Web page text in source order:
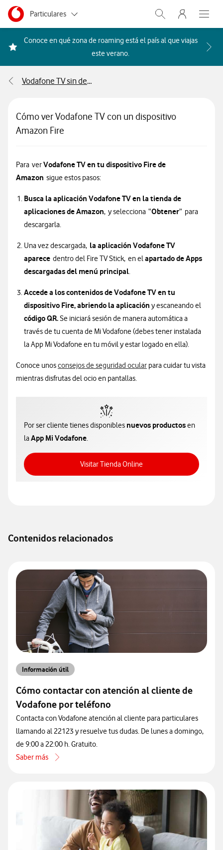
Ir a la pagina principal de vodafone.es
Menu navegación Segmento
Particulares
Autónomos
Grandes empresas
Abrir buscador.
Menu
Abre
Conoce en qué zona de roaming está el país al que viajas
este verano. Acceder a la FAQ Qué
Vodafone TV sin decodificador
Cómo ver Vodafone TV con un dispositivo
Amazon Fire
Para verVodafone TV en tu dispositivo Fire de
Amazon sigue estos pasos:
Busca la aplicación Vodafone TV en la tienda de
aplicaciones de Amazon, y selecciona “Obtener” para
descargarla.
Una vez descargada, la aplicación Vodafone TV
aparece dentro del Fire TV Stick, en elapartado de Apps
descargadas del menú principal.
Accede a los contenidosde Vodafone TV en tu
dispositivo Fire, abriendo la aplicación y escaneando el
código QR.Se iniciará sesión de manera automática a
través de tu cuenta de Mi Vodafone (debes tener instalada
la App Mi Vodafone en tu móvil y estar logado en ella).
Conoce unosconsejos de seguridad ocular para cuidar tu vista
mientras disfrutas del ocio en pantallas.
Por ser cliente tienes disponibles nuevos productosen
laApp Mi Vodafone.
Visitar Tienda OnlineAcceso a Tienda Online
Contenidos relacionados
Información útil
Cómo contactar con atención al cliente de
Vodafone por teléfono
Contacta con Vodafone atención al cliente para particulares
llamando al 22123 y resuelve tus dudas. De lunes a domingo,
de 9:00 a 22:00 h. Gratuito.
Saber más
acerca de Cómo contactar con atención al cliente de Vodafone